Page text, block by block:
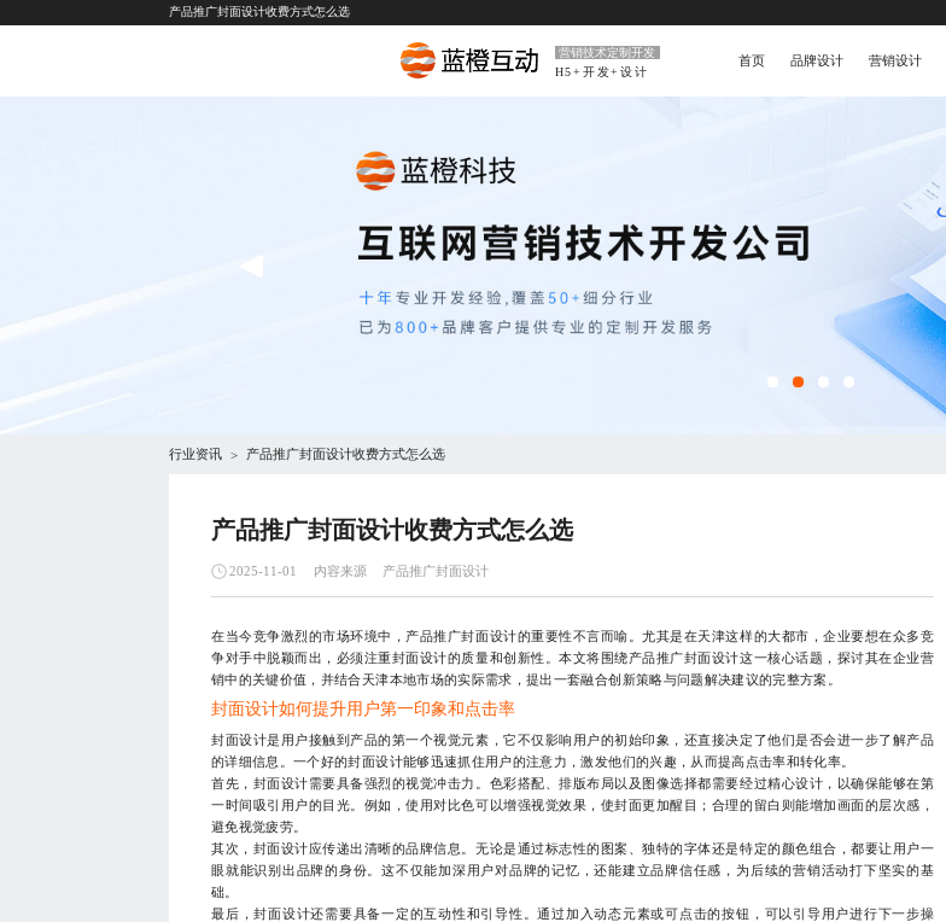
产品推广封面设计收费方式怎么选
营销技术定制开发
H5+开发+设计
首页 品牌设计 营销设计
行业资讯 > 产品推广封面设计收费方式怎么选
产品推广封面设计收费方式怎么选
2025-11-01 内容来源 产品推广封面设计
在当今竞争激烈的市场环境中，产品推广封面设计的重要性不言而喻。尤其是在天津这样的大都市，企业要想在众多竞
争对手中脱颖而出，必须注重封面设计的质量和创新性。本文将围绕产品推广封面设计这一核心话题，探讨其在企业营
销中的关键价值，并结合天津本地市场的实际需求，提出一套融合创新策略与问题解决建议的完整方案。
封面设计如何提升用户第一印象和点击率
封面设计是用户接触到产品的第一个视觉元素，它不仅影响用户的初始印象，还直接决定了他们是否会进一步了解产品
的详细信息。一个好的封面设计能够迅速抓住用户的注意力，激发他们的兴趣，从而提高点击率和转化率。
首先，封面设计需要具备强烈的视觉冲击力。色彩搭配、排版布局以及图像选择都需要经过精心设计，以确保能够在第
一时间吸引用户的目光。例如，使用对比色可以增强视觉效果，使封面更加醒目；合理的留白则能增加画面的层次感，
避免视觉疲劳。
其次，封面设计应传递出清晰的品牌信息。无论是通过标志性的图案、独特的字体还是特定的颜色组合，都要让用户一
眼就能识别出品牌的身份。这不仅能加深用户对品牌的记忆，还能建立品牌信任感，为后续的营销活动打下坚实的基
础。
最后，封面设计还需要具备一定的互动性和引导性。通过加入动态元素或可点击的按钮，可以引导用户进行下一步操